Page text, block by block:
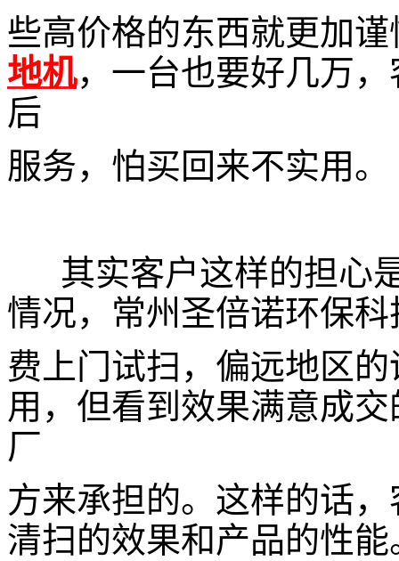
些高价格的东西就更加谨
地机，一台也要好几万
后
服务，怕买回来不实用。
其实客户这样的担心
情况，常州圣倍诺环保
费上门试扫，偏远地区的
用，但看到效果满意成
厂
方来承担的。这样的话
清扫的效果和产品的性能